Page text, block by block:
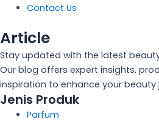
Contact Us
Article
Stay updated with the latest
Our blog offers expert insights,
inspiration to enhance your beauty
Jenis Produk
Parfum